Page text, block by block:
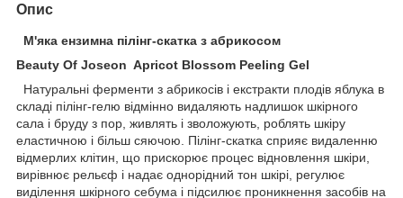
Опис
М'яка ензимна пілінг-скатка з абрикосом
Beauty Of Joseon Apricot Blossom Peeling Gel
Натуральні ферменти з абрикосів і екстракти плодів яблука в
складі пілінг-гелю відмінно видаляють надлишок шкірного
сала і бруду з пор, живлять і зволожують, роблять шкіру
еластичною і більш сяючою. Пілінг-скатка сприяє видаленню
відмерлих клітин, що прискорює процес відновлення шкіри,
вирівнює рельєф і надає однорідний тон шкірі, регулює
виділення шкірного себума і підсилює проникнення засобів на